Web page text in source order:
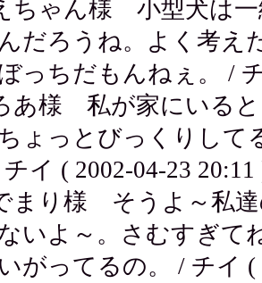
ちゃん様 小型犬は一
だろうね。よく考え
っちだもんねぇ。 /
あ様 私が家にいると
ょっとびっくりして
イ ( 2002-04-23 20:11
まり様 そうよ～私達
いよ～。さむすぎて
がってるの。 / チイ (